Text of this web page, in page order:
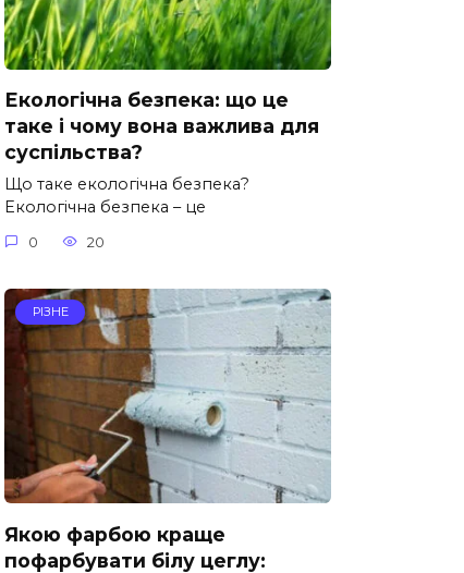
Екологічна безпека: що це
таке і чому вона важлива для
суспільства?
Що таке екологічна безпека?
Екологічна безпека – це
0 20
РІЗНЕ
Якою фарбою краще
пофарбувати білу цеглу: